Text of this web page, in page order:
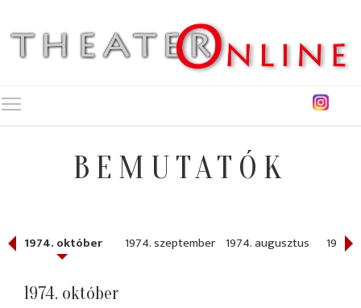
BEMUTATÓK
1974. október 1974. szeptember 1974. augusztus 1974.
1974. október